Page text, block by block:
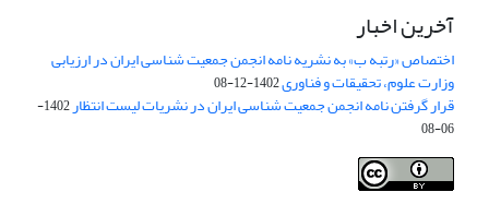
آخرین اخبار
اختصاص «رتبه ب» به نشریه نامه انجمن جمعیت شناسی ایران در ارزیابی
وزارت علوم، تحقیقات و فناوری1402-12-08
قرار گرفتن نامه انجمن جمعیت شناسی ایران در نشریات لیست انتظار
1402-
06-08